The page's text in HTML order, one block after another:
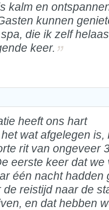
kalm en
kunnen
die ik zelf
keer.
heeft ons hart
wat afgelegen is,
rit van ongeveer
eerste keer dat
één nacht
de reistijd naar de
en dat hebben